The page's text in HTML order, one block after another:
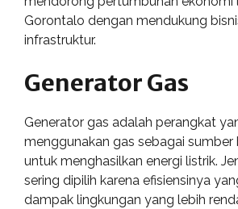
Gorontalo dengan mendukung
infrastruktur.
Generator Gas
Generator gas adalah perangkat
menggunakan gas sebagai sumber
untuk menghasilkan energi listrik.
sering dipilih karena efisiensinya
dampak lingkungan yang lebih